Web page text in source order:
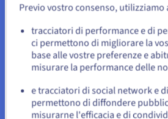
go version
Output:
$ go version
Vai al sito Stati Uniti
us.ovhcloud.com/
community
$
o
Resta sul sito web attuale
Previo vostro consenso, utilizziamo
tracciatori di performance e di
ci permettono di migliorare la
base alle vostre preferenze e
misurare la performance delle
e tracciatori di social network e
permettono di diffondere
misurarne l'efficacia e di